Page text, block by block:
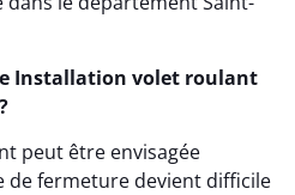
Installation volet roulant
peut être envisagée
de fermeture devient difficile